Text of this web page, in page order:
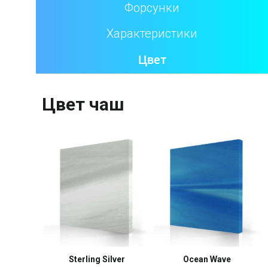
Форсунки
Характеристики
Цвет
Цвет чаш
Sterling Silver
Ocean Wave